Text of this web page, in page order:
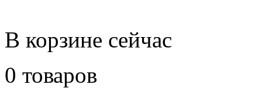
В корзине сейчас
0 товаров